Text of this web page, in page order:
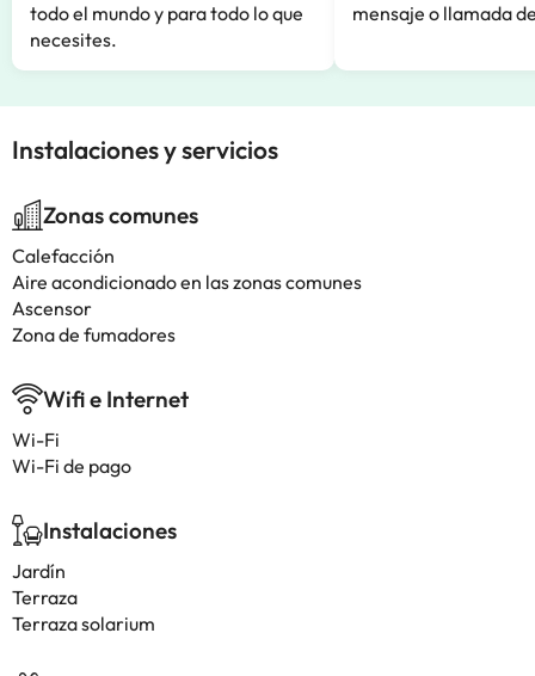
todo el mundo y para todo lo que
necesites.
mensaje o llamada
Instalaciones y servicios
Zonas comunes
Calefacción
Aire acondicionado en las zonas comunes
Ascensor
Zona de fumadores
Wifi e Internet
Wi-Fi
Wi-Fi de pago
Instalaciones
Jardín
Terraza
Terraza solarium